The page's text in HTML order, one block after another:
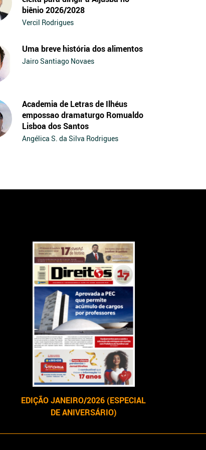
biênio 2026/2028
Vercil Rodrigues
Uma breve história dos alimentos
Jairo Santiago Novaes
Academia de Letras de Ilhéus
empossao dramaturgo Romualdo
Lisboa dos Santos
Angélica S. da Silva Rodrigues
EDIÇÃO JANEIRO/2026 (ESPECIAL
DE ANIVERSÁRIO)